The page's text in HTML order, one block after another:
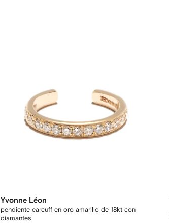
Yvonne Léon
pendiente earcuff en oro amarillo de 18kt con
diamantes